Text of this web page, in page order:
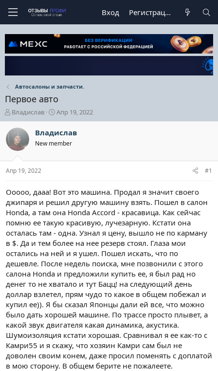
Вход Регистрация
Автосалоны и запчасти.
Первое авто
А
в
т
о
р
е
м
Владислав
Д
а
а
н
ч
а
Апр 19, 2022
Владислав
New member
Апр 19, 2022 #1
Ооооо, дааа! Вот это машина. Продал я значит своего
джипаря и решил другую машину взять. Пошел в салон
Honda, а там она Honda Accord - красавица. Как сейчас
помню ее такую красивую, лучезарную. Кстати она
осталась там - одна. Узнал я цену, вышло не по карману
в $. Да и тем более на нее резерв стоял. Глаза мои
остались на ней и я ушел. Пошел искать, что по
дешевле. После недель поиска, мне позвонили с этого
салона Honda и предложили купить ее, я был рад но
денег то не хватало и тут Бацц! на следующий день
доллар взлетел, прям чудо то какое в общем побежал и
купил ее)). Я бы сказал Японцы дали ей все, что можно
было дать хорошей машине. По трассе просто плывет, а
какой звук двигателя какая динамика, акустика.
Шумоизоляция кстати хорошая. Сравнивал я ее как-то с
Камри55 и я скажу, что хозяин Камри сам был не
доволен своим конем, даже просил поменять с доплатой
в мою сторону. В общем берите не пожалеете.